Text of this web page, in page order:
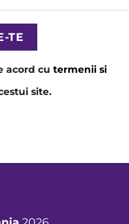
acord cu termenii si
site.